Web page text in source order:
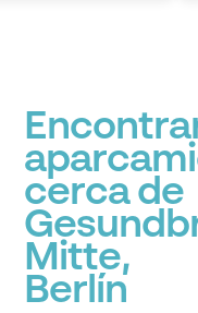
cerca de
Mitte,
Berlín